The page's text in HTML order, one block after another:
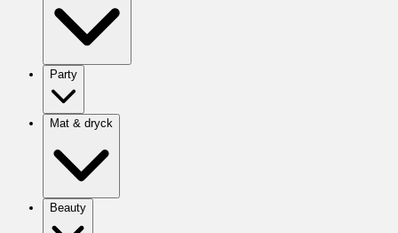
Party
Mat & dryck
Beauty